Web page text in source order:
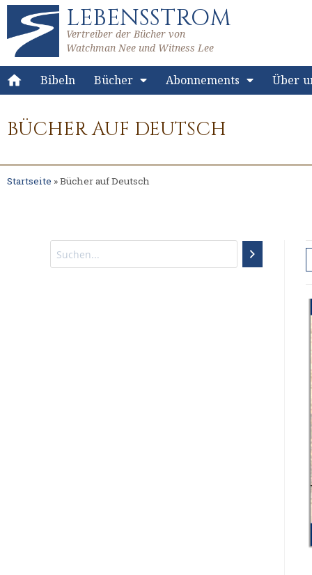
LEBENSSTROM
Vertreiber der Bücher von
Watchman Nee und Witness Lee
Bibeln Bücher Abonnements Über
BÜCHER AUF DEUTSCH
Startseite »Bücher auf Deutsch